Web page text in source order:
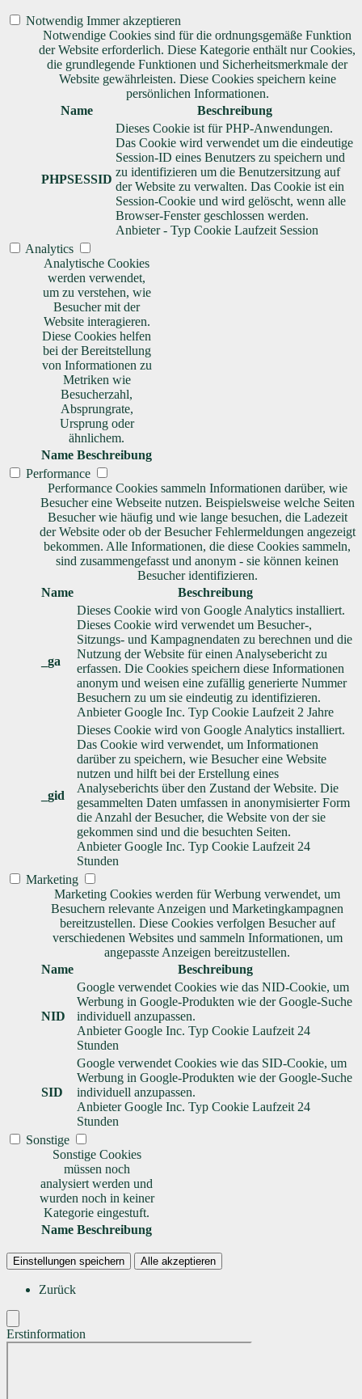
Notwendig Immer akzeptieren
Notwendige Cookies sind für die ordnungsgemäße Funktion
der Website erforderlich. Diese Kategorie enthält nur Cookies,
die grundlegende Funktionen und Sicherheitsmerkmale der
Website gewährleisten. Diese Cookies speichern keine
persönlichen Informationen.
Name
Beschreibung
PHPSESSID
Dieses Cookie ist für PHP-Anwendungen.
Das Cookie wird verwendet um die eindeutige
Session-ID eines Benutzers zu speichern und
zu identifizieren um die Benutzersitzung auf
der Website zu verwalten. Das Cookie ist ein
Session-Cookie und wird gelöscht, wenn alle
Browser-Fenster geschlossen werden.
Anbieter - Typ Cookie Laufzeit Session
Analytics
Analytische Cookies
werden verwendet,
um zu verstehen, wie
Besucher mit der
Website interagieren.
Diese Cookies helfen
bei der Bereitstellung
von Informationen zu
Metriken wie
Besucherzahl,
Absprungrate,
Ursprung oder
ähnlichem.
Name Beschreibung
Performance
Performance Cookies sammeln Informationen darüber, wie
Besucher eine Webseite nutzen. Beispielsweise welche Seiten
Besucher wie häufig und wie lange besuchen, die Ladezeit
der Website oder ob der Besucher Fehlermeldungen angezeigt
bekommen. Alle Informationen, die diese Cookies sammeln,
sind zusammengefasst und anonym - sie können keinen
Besucher identifizieren.
Name
Beschreibung
_ga
Dieses Cookie wird von Google Analytics installiert.
Dieses Cookie wird verwendet um Besucher-,
Sitzungs- und Kampagnendaten zu berechnen und die
Nutzung der Website für einen Analysebericht zu
erfassen. Die Cookies speichern diese Informationen
anonym und weisen eine zufällig generierte Nummer
Besuchern zu um sie eindeutig zu identifizieren.
Anbieter Google Inc. Typ Cookie Laufzeit 2 Jahre
_gid
Dieses Cookie wird von Google Analytics installiert.
Das Cookie wird verwendet, um Informationen
darüber zu speichern, wie Besucher eine Website
nutzen und hilft bei der Erstellung eines
Analyseberichts über den Zustand der Website. Die
gesammelten Daten umfassen in anonymisierter Form
die Anzahl der Besucher, die Website von der sie
gekommen sind und die besuchten Seiten.
Anbieter Google Inc. Typ Cookie Laufzeit 24
Stunden
Marketing
Marketing Cookies werden für Werbung verwendet, um
Besuchern relevante Anzeigen und Marketingkampagnen
bereitzustellen. Diese Cookies verfolgen Besucher auf
verschiedenen Websites und sammeln Informationen, um
angepasste Anzeigen bereitzustellen.
Name
Beschreibung
NID
Google verwendet Cookies wie das NID-Cookie, um
Werbung in Google-Produkten wie der Google-Suche
individuell anzupassen.
Anbieter Google Inc. Typ Cookie Laufzeit 24
Stunden
SID
Google verwendet Cookies wie das SID-Cookie, um
Werbung in Google-Produkten wie der Google-Suche
individuell anzupassen.
Anbieter Google Inc. Typ Cookie Laufzeit 24
Stunden
Sonstige
Sonstige Cookies
müssen noch
analysiert werden und
wurden noch in keiner
Kategorie eingestuft.
Name Beschreibung
Einstellungen speichern Alle akzeptieren
Zurück
Erstinformation